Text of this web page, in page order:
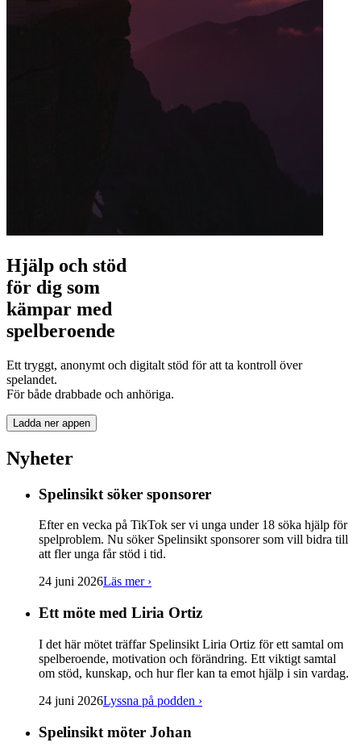
Hjälp och stöd
för dig som
kämpar med
spelberoende
Ett tryggt, anonymt och digitalt stöd för att ta kontroll över
spelandet.
För både drabbade och anhöriga.
Ladda ner appen
Nyheter
Spelinsikt söker sponsorer
Efter en vecka på TikTok ser vi unga under 18 söka hjälp för
spelproblem. Nu söker Spelinsikt sponsorer som vill bidra till
att fler unga får stöd i tid.
24 juni 2026Läs mer ›
Ett möte med Liria Ortiz
I det här mötet träffar Spelinsikt Liria Ortiz för ett samtal om
spelberoende, motivation och förändring. Ett viktigt samtal
om stöd, kunskap, och hur fler kan ta emot hjälp i sin vardag.
24 juni 2026Lyssna på podden ›
Spelinsikt möter Johan